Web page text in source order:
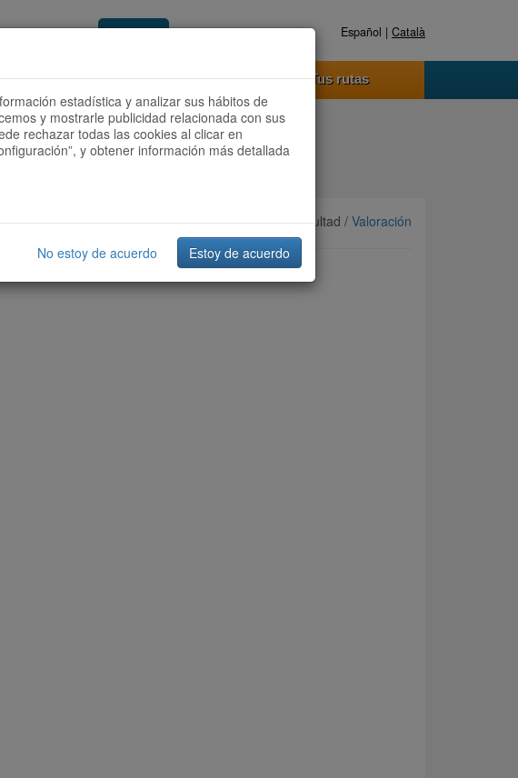
Acceder Registrate ahora Español | Català
Cómo funciona Tus rutas
Ordenar por:Más recientes/ Dificultad / Valoración
estadística y analizar sus hábitos de
y mostrarle publicidad relacionada con sus
rechazar todas las cookies al clicar en
y obtener información más detallada
No estoy de acuerdo Estoy de acuerdo